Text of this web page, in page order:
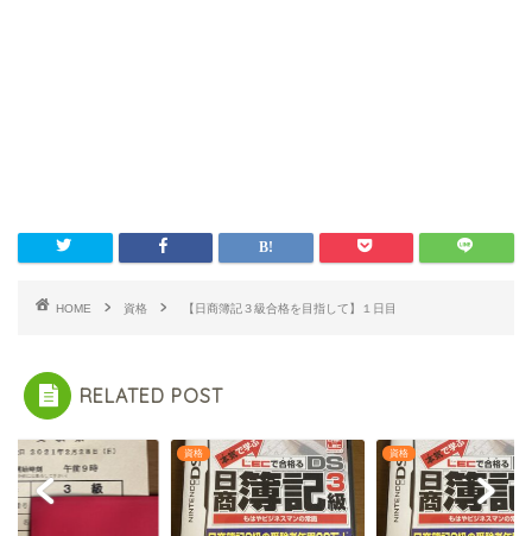
HOME 資格 【日商簿記３級合格を目指して】１日目
RELATED POST
資格 資格